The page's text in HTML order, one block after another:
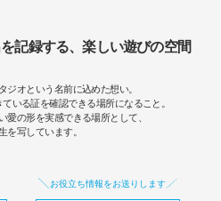
記録する、楽しい遊びの空間
ジオという名前に込めた想い。
いる証を確認できる場所になること。
愛の形を実感できる場所として、
を写しています。
お役立ち情報をお送りします